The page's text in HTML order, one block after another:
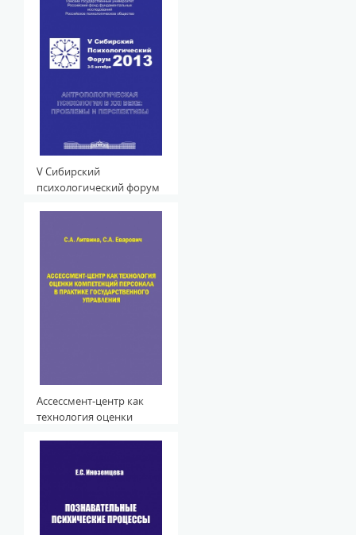
Доверия
V Сибирский
психологический форум
проблемы и перспективы
Ассессмент-центр как
технология оценки